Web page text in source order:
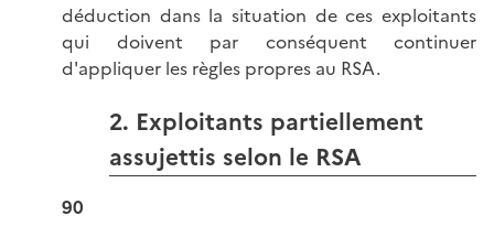
déduction dans la situation de ces exploitants
qui doivent par conséquent continuer
d'appliquer les règles propres au RSA.
2. Exploitants partiellement
assujettis selon le RSA
90